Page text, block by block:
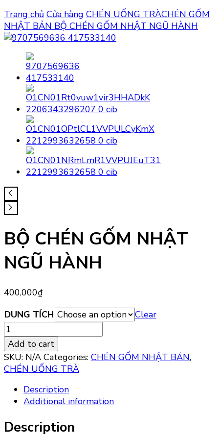
Trang chủ Cửa hàng CHÉN UỐNG TRÀCHÉN GỐM
NHẬT BẢN BỘ CHÉN GỐM NHẬT NGŨ HÀNH
BỘ CHÉN GỐM NHẬT
NGŨ HÀNH
400,000₫
DUNG TÍCH
Clear
BỘ
CHÉN
GỐM
NHẬT
NGŨ
HÀNH
quantity
Add to cart
SKU: N/A Categories: CHÉN GỐM NHẬT BẢN,
CHÉN UỐNG TRÀ
Description
Additional information
Description